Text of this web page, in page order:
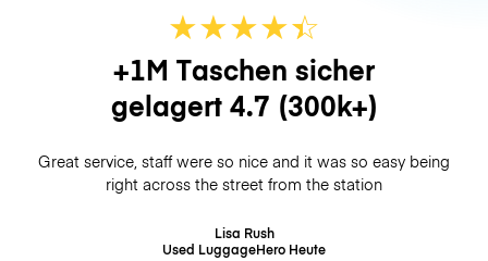
★★★★☆
★
+1M Taschen sicher
gelagert 4.7 (300k+)
Great service, staff were so nice and it was so easy being
right across the street from the station
Lisa Rush
Used LuggageHero Heute